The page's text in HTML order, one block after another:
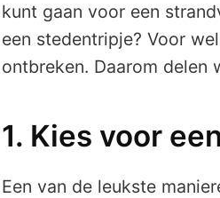
kunt gaan voor een
een stedentripje? Voor
ontbreken. Daarom
1. Kies voor
Een van de leukste